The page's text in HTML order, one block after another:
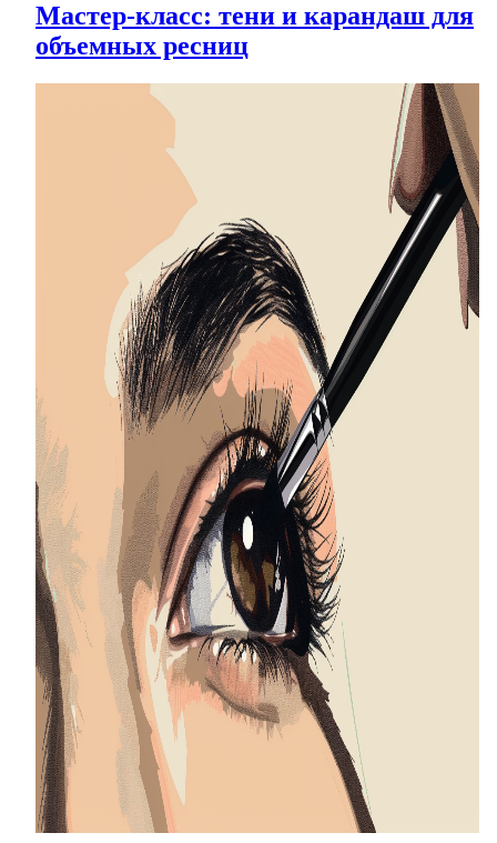
Мастер-класс: тени и карандаш для
объемных ресниц